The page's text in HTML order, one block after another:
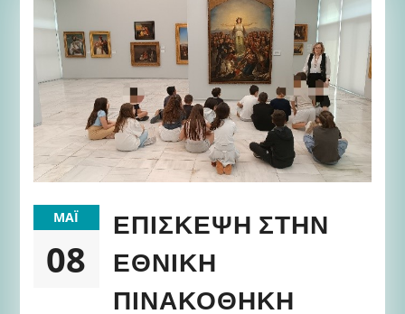
ΜΆΙ
08
ΕΠΊΣΚΕΨΗ ΣΤΗΝ
ΕΘΝΙΚΉ
ΠΙΝΑΚΟΘΉΚΗ